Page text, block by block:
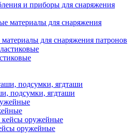
и приборы для снаряжения
для снаряжения патронов
подсумки, ягдташи
оружейные